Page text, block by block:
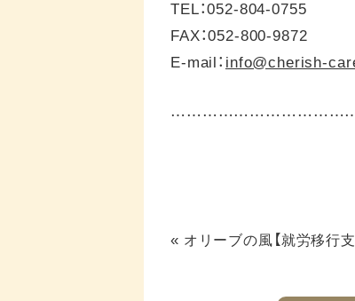
TEL：052-804-0755
FAX：052-800-9872
E-mail： info@cherish-
« オリーブの風【就労移行支